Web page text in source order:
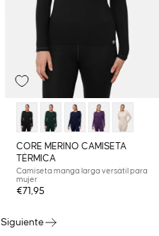
CORE MERINO CAMISETA
TÉRMICA
Camiseta manga larga versátil para
mujer
€71,95
Siguiente